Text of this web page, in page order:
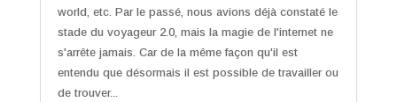
world, etc. Par le passé, nous avions déjà constaté le
stade du voyageur 2.0, mais la magie de l'internet ne
s'arrête jamais. Car de la même façon qu'il est
entendu que désormais il est possible de travailler ou
de trouver...